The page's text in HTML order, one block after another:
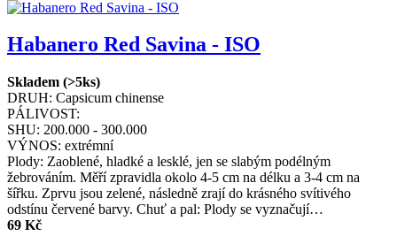
Habanero Red Savina - ISO
Skladem (>5ks)
DRUH: Capsicum chinense
PÁLIVOST:
SHU: 200.000 - 300.000
VÝNOS: extrémní
Plody: Zaoblené, hladké a lesklé, jen se slabým podélným
žebrováním. Měří zpravidla okolo 4-5 cm na délku a 3-4 cm na
šířku. Zprvu jsou zelené, následně zrají do krásného svítivého
odstínu červené barvy. Chuť a pal: Plody se vyznačují…
69 Kč